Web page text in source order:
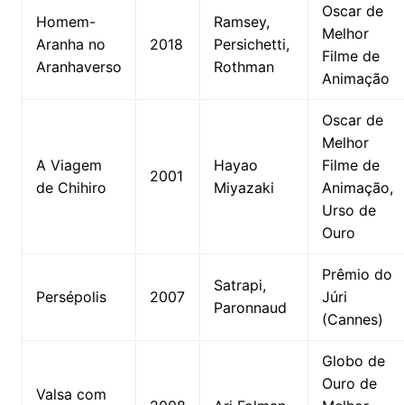
Homem-
Aranha no
Aranhaverso
2018
Ramsey,
Persichetti,
Rothman
Oscar de
Melhor
Filme de
Animação
A Viagem
de Chihiro
2001
Hayao
Miyazaki
Oscar de
Melhor
Filme de
Animação,
Urso de
Ouro
Persépolis 2007
Satrapi,
Paronnaud
Prêmio do
Júri
(Cannes)
Valsa com
Globo de
Ouro de